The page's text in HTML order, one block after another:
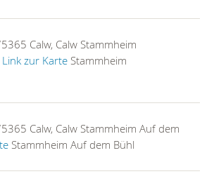
Calw, Calw Stammheim
Link zur Karte Stammheim
Calw, Calw Stammheim Auf dem
Stammheim Auf dem Bühl